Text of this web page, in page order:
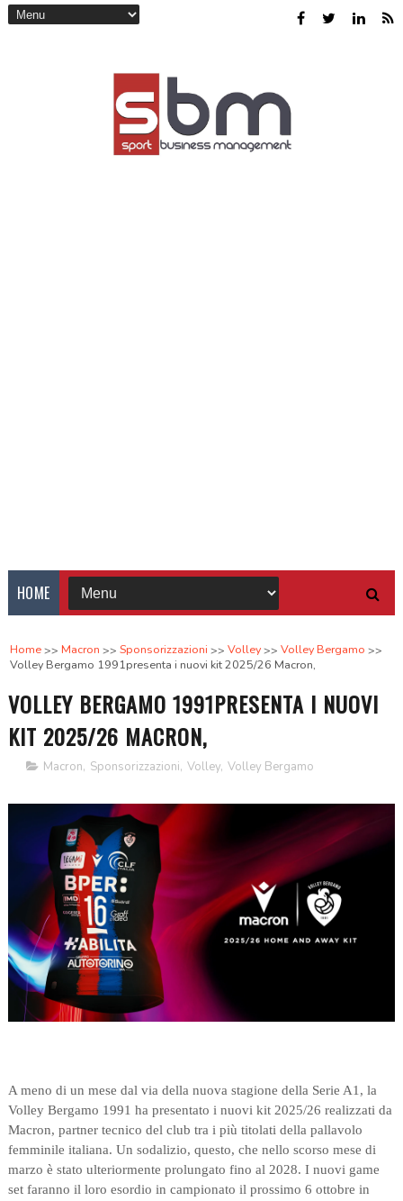
HOME
Home Macron Sponsorizzazioni Volley
Volley Bergamo
Volley Bergamo 1991presenta i nuovi kit 2025/26 Macron,
VOLLEY BERGAMO 1991PRESENTA I NUOVI
KIT 2025/26 MACRON,
Macron, Sponsorizzazioni, Volley, Volley Bergamo
A meno di un mese dal via della nuova stagione della Serie A1, la
Volley Bergamo 1991 ha presentato i nuovi kit 2025/26 realizzati da
Macron, partner tecnico del club tra i più titolati della pallavolo
femminile italiana. Un sodalizio, questo, che nello scorso mese di
marzo è stato ulteriormente prolungato fino al 2028. I nuovi game
set faranno il loro esordio in campionato il prossimo 6 ottobre in